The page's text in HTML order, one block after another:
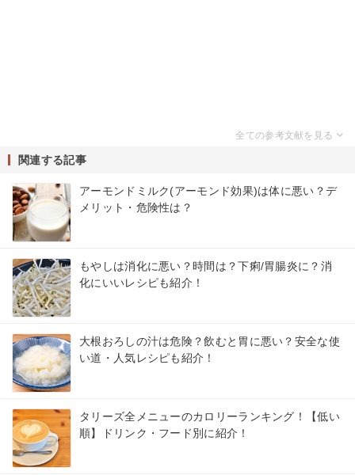
関連する記事
アーモンドミルク(アーモンド効果)は体に悪い？デ
メリット・危険性は？
もやしは消化に悪い？時間は？下痢/胃腸炎に？消
化にいいレシピも紹介！
大根おろしの汁は危険？飲むと胃に悪い？安全な使
い道・人気レシピも紹介！
タリーズ全メニューのカロリーランキング！【低い
順】ドリンク・フード別に紹介！